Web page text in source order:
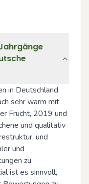
in Deutschland
sehr warm mit
Frucht, 2019 und
und qualitativ
und
und
zu
ist es sinnvoll,